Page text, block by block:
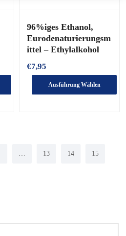
96%iges Ethanol,
Eurodenaturierungsm
ittel – Ethylalkohol
€7,95
Ausführung Wählen
werden
… 13 14 15